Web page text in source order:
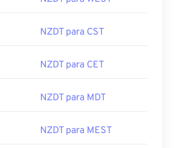
NZDT para CST
NZDT para CET
NZDT para MDT
NZDT para MEST